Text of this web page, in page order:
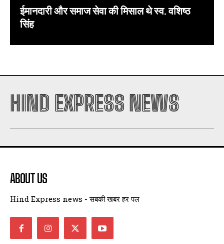
ईमानदारी और समाज सेवा की मिसाल थे स्व. वशिष्ठ
सिंह
HIND EXPRESS NEWS
ABOUT US
Hind Express news - सबकी खबर हर पल